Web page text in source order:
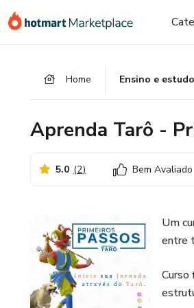
para
para
para
Home Ensino e
Aprenda Tarô -
5.0 (2) Bem Avaliado
Um
entre
Curso